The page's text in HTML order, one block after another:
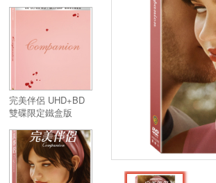
完美伴侶 UHD+BD
雙碟限定鐵盒版
Companion
UHD+BD 2 Disc
Steelbook